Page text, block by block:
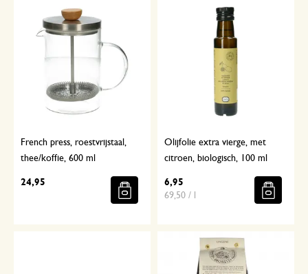
French press, roestvrijstaal,
thee/koffie, 600 ml
24,95
Olijfolie extra vierge, met
citroen, biologisch, 100 ml
6,95
69,50 / l